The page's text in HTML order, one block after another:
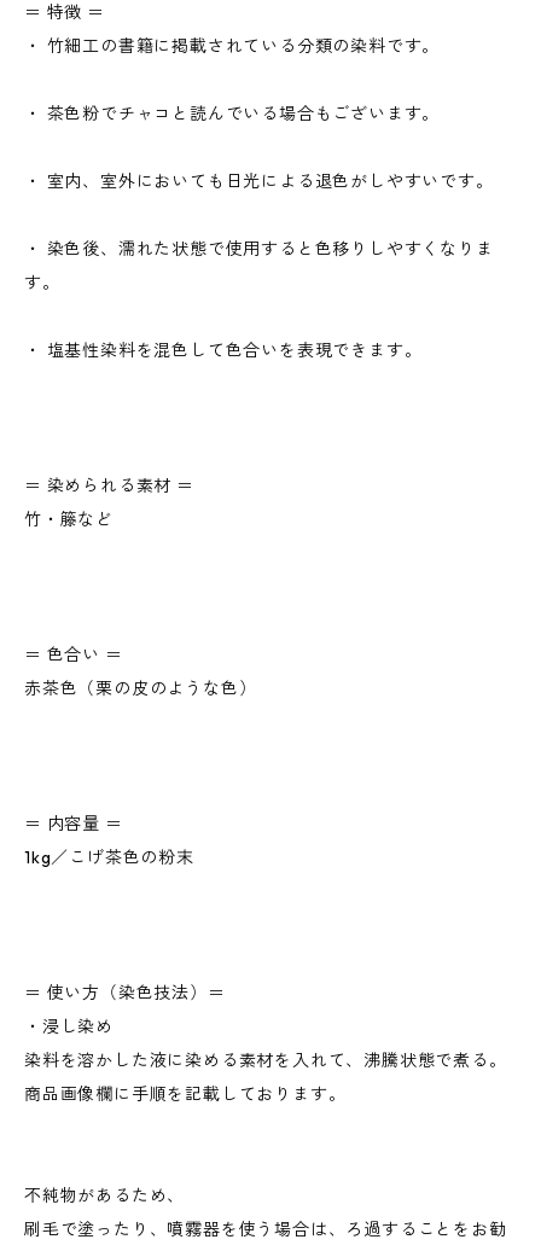
＝ 特徴 ＝
・ 竹細工の書籍に掲載されている分類の染料です。
・ 茶色粉でチャコと読んでいる場合もございます。
・ 室内、室外においても日光による退色がしやすいです。
・ 染色後、濡れた状態で使用すると色移りしやすくなりま
す。
・ 塩基性染料を混色して色合いを表現できます。
＝ 染められる素材 ＝
竹・籐など
＝ 色合い ＝
赤茶色（栗の皮のような色）
＝ 内容量 ＝
1kg／こげ茶色の粉末
＝ 使い方（染色技法）＝
・浸し染め
染料を溶かした液に染める素材を入れて、沸騰状態で煮る。
商品画像欄に手順を記載しております。
不純物があるため、
刷毛で塗ったり、噴霧器を使う場合は、ろ過することをお勧